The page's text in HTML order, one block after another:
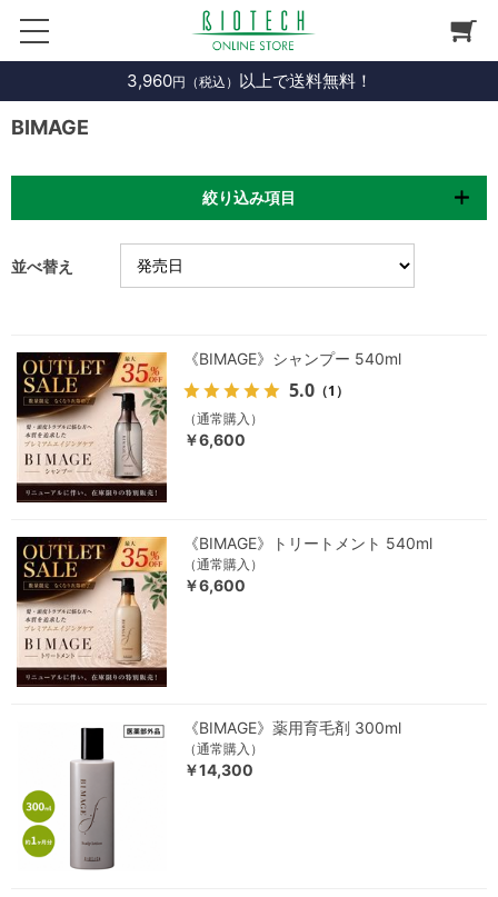
3,960円（税込） 以上で送料無料！
BIMAGE
絞り込み項目
並べ替え
《BIMAGE》シャンプー 540ml
5.0 （1）
（通常購入）
￥6,600
《BIMAGE》トリートメント 540ml
（通常購入）
￥6,600
《BIMAGE》薬用育毛剤 300ml
（通常購入）
￥14,300